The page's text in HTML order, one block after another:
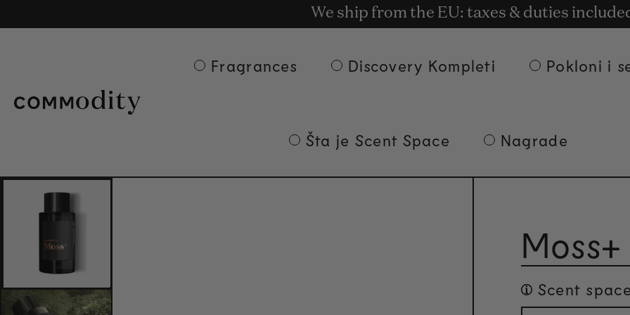
Besplatna dostava po porudžbinama od 135€ i
We ship from the EU: taxes & duties
Get rewards for shopping with
Fragrances Discovery Kompleti Pokloni i
Šta je Scent Space Nagrade
Moss+
Scent